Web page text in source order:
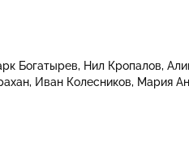
Богатырев Нил Кропалов
Иван Колесников Мария